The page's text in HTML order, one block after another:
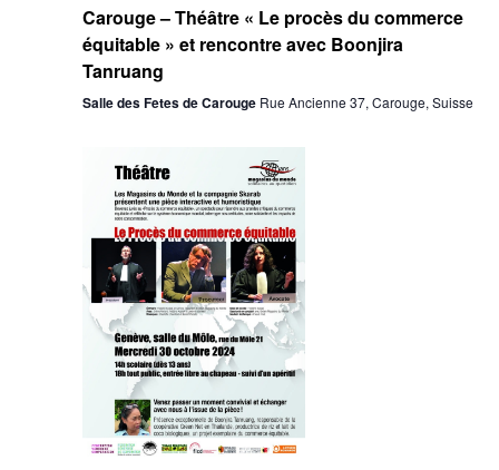
Carouge – Théâtre « Le procès du commerce
équitable » et rencontre avec Boonjira
Tanruang
Salle des Fetes de Carouge Rue Ancienne 37, Carouge, Suisse